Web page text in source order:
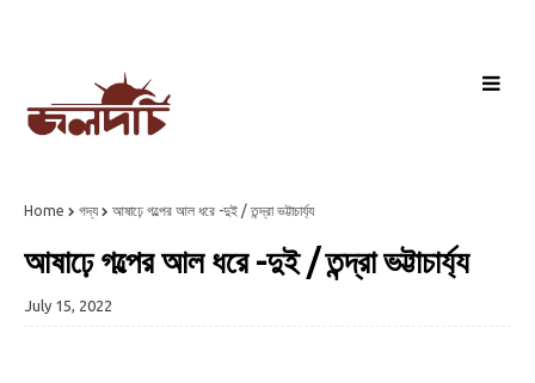
Home গদ্য আষাঢ়ে গল্পের আল ধরে -দুই / তন্দ্রা ভট্টাচার্য্য
আষাঢ়ে গল্পের আল ধরে -দুই / তন্দ্রা ভট্টাচার্য্য
July 15, 2022